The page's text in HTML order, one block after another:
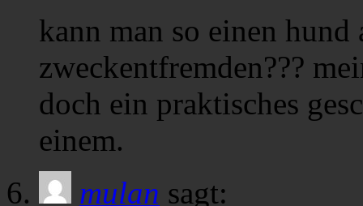
kann man so einen
zweckentfremden???
doch ein praktisches
einem.
mulan sagt: